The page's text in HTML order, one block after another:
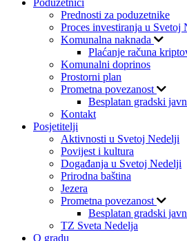
Prednosti za poduzetnike
Proces investiranja u Svetoj
Komunalna naknada
Plaćanje računa
Komunalni doprinos
Prostorni plan
Prometna povezanost
Besplatan gradski
Kontakt
Posjetitelji
Aktivnosti u Svetoj Nedelji
Povijest i kultura
Događanja u Svetoj Nedelji
Prirodna baština
Jezera
Prometna povezanost
Besplatan gradski
TZ Sveta Nedelja
O gradu